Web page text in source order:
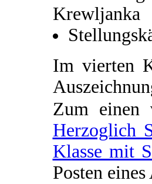
Krewljanka
Im vierten
Zum
Herzoglich
Klasse mit
Posten